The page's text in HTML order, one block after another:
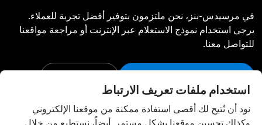
في مرسيدس-بنز، نحن ملتزمون بتوفير أفضل تجربة للعملاء.
يرجى استخدام نموذج الاستعلام عبر الإنترنت أو مراجعة مواقعنا
للتواصل معنا.
أبق على اتصال
استخدام ملفات تعريف الارتباط
نود أن نُتيح لك أقصى استفادة ممكنة من موقعنا الإلكتروني